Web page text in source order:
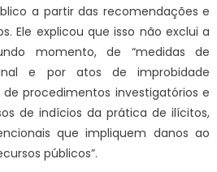
a partir das recomendações e
Ele explicou que isso não exclui a
momento, de “medidas de
e por atos de improbidade
procedimentos investigatórios e
de indícios da prática de ilícitos,
que impliquem danos ao
públicos”.